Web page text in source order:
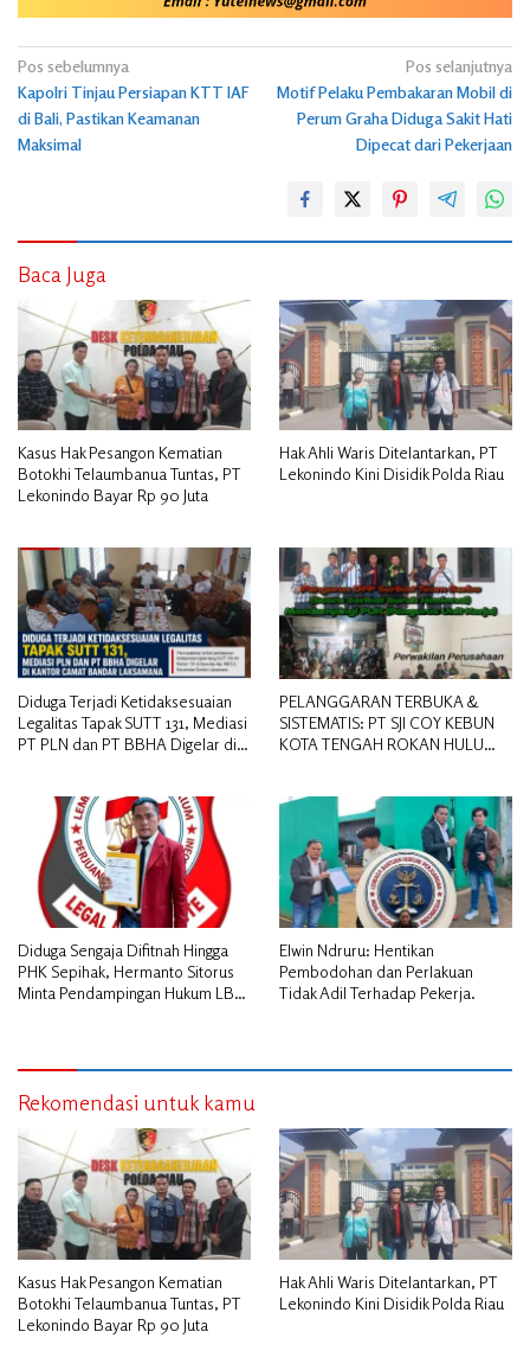
Navigasi
pos
Pos sebelumnya
Kapolri Tinjau Persiapan KTT IAF
di Bali, Pastikan Keamanan
Maksimal
Pos selanjutnya
Motif Pelaku Pembakaran Mobil di
Perum Graha Diduga Sakit Hati
Dipecat dari Pekerjaan
Baca Juga
Kasus Hak Pesangon Kematian
Botokhi Telaumbanua Tuntas, PT
Lekonindo Bayar Rp 90 Juta
Hak Ahli Waris Ditelantarkan, PT
Lekonindo Kini Disidik Polda Riau
Diduga Terjadi Ketidaksesuaian
Legalitas Tapak SUTT 131, Mediasi
PT PLN dan PT BBHA Digelar di
PELANGGARAN TERBUKA &
SISTEMATIS: PT SJI COY KEBUN
KOTA TENGAH ROKAN HULU
Diduga Sengaja Difitnah Hingga
PHK Sepihak, Hermanto Sitorus
Minta Pendampingan Hukum LBH
Elwin Ndruru: Hentikan
Pembodohan dan Perlakuan
Tidak Adil Terhadap Pekerja.
Rekomendasi untuk kamu
Kasus Hak Pesangon Kematian
Botokhi Telaumbanua Tuntas, PT
Lekonindo Bayar Rp 90 Juta
Hak Ahli Waris Ditelantarkan, PT
Lekonindo Kini Disidik Polda Riau